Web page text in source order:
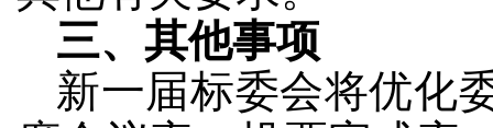
三、其他事项
新一届标委会将优化